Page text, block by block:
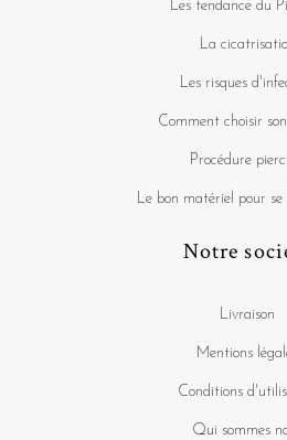
Les tendance du
La
Les risques
Comment choisir
Procédure
Le bon matériel pour se
Notre
Livraison
Mentions
Conditions
Qui sommes